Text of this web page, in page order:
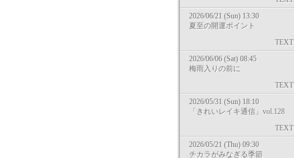
2026/06/21 (Sun) 13:30
夏至の開運ポイント
TEXT
2026/06/06 (Sat) 08:45
梅雨入りの前に
TEXT
2026/05/31 (Sun) 18:10
「きれいレイキ通信」vol.128
TEXT
2026/05/21 (Thu) 09:30
チカラがみなぎる季節